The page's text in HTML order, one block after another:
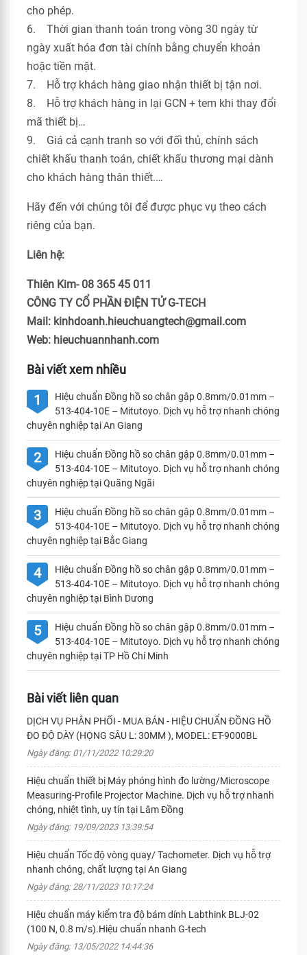
cho phép.
6. Thời gian thanh toán trong vòng 30 ngày từ
ngày xuất hóa đơn tài chính bằng chuyển khoản
hoặc tiền mặt.
7. Hỗ trợ khách hàng giao nhận thiết bị tận nơi.
8. Hỗ trợ khách hàng in lại GCN + tem khi thay đổi
mã thiết bị…
9. Giá cả cạnh tranh so với đối thủ, chính sách
chiết khấu thanh toán, chiết khấu thương mại dành
cho khách hàng thân thiết.…
Hãy đến với chúng tôi để được phục vụ theo cách
riêng của bạn.
Liên hệ:
Thiên Kim- 08 365 45 011
CÔNG TY CỔ PHẦN ĐIỆN TỬ G-TECH
Mail: kinhdoanh.hieuchuangtech@gmail.com
Web: hieuchuannhanh.com
Bài viết xem nhiều
1
Hiệu chuẩn Đồng hồ so chân gập 0.8mm/0.01mm –
513-404-10E – Mitutoyo. Dịch vụ hỗ trợ nhanh chóng
chuyên nghiệp tại An Giang
2
Hiệu chuẩn Đồng hồ so chân gập 0.8mm/0.01mm –
513-404-10E – Mitutoyo. Dịch vụ hỗ trợ nhanh chóng
chuyên nghiệp tại Quãng Ngãi
3
Hiệu chuẩn Đồng hồ so chân gập 0.8mm/0.01mm –
513-404-10E – Mitutoyo. Dịch vụ hỗ trợ nhanh chóng
chuyên nghiệp tại Bắc Giang
4
Hiệu chuẩn Đồng hồ so chân gập 0.8mm/0.01mm –
513-404-10E – Mitutoyo. Dịch vụ hỗ trợ nhanh chóng
chuyên nghiệp tại Bình Dương
5
Hiệu chuẩn Đồng hồ so chân gập 0.8mm/0.01mm –
513-404-10E – Mitutoyo. Dịch vụ hỗ trợ nhanh chóng
chuyên nghiệp tại TP Hồ Chí Minh
Bài viết liên quan
DỊCH VỤ PHÂN PHỐI - MUA BÁN - HIỆU CHUẨN ĐỒNG HỒ
ĐO ĐỘ DÀY (HỌNG SÂU L: 30MM ), MODEL: ET-9000BL
Ngày đăng: 01/11/2022 10:29:20
Hiệu chuẩn thiết bị Máy phóng hình đo lường/Microscope
Measuring-Proﬁle Projector Machine. Dịch vụ hỗ trợ nhanh
chóng, nhiệt tình, uy tín tại Lâm Đồng
Ngày đăng: 19/09/2023 13:39:54
Hiệu chuẩn Tốc độ vòng quay/ Tachometer. Dịch vụ hỗ trợ
nhanh chóng, chất lượng tại An Giang
Ngày đăng: 28/11/2023 10:17:24
Hiệu chuẩn máy kiểm tra độ bám dính Labthink BLJ-02
(100 N, 0.8 m/s).Hiệu chuẩn nhanh G-tech
Ngày đăng: 13/05/2022 14:44:36